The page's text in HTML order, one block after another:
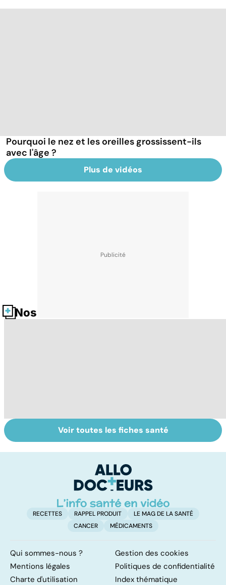
Pourquoi le nez et les oreilles grossissent-ils
avec l'âge ?
Plus de vidéos
Nos fiches santé
Le sperme : son
odeur, sa couleur,
Don de gamètes :
le pour et le
levée de
l'anonymat
Voir toutes les fiches santé
RECETTES RAPPEL PRODUIT
LE MAG DE LA SANTÉ
CANCER
MÉDICAMENTS
Qui sommes-nous ?
Gestion des cookies
Mentions légales
Politiques de confidentialité
Charte d'utilisation
Index thématique